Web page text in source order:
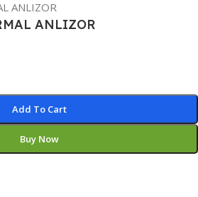
ANLIZOR
Add To Cart
Buy Now